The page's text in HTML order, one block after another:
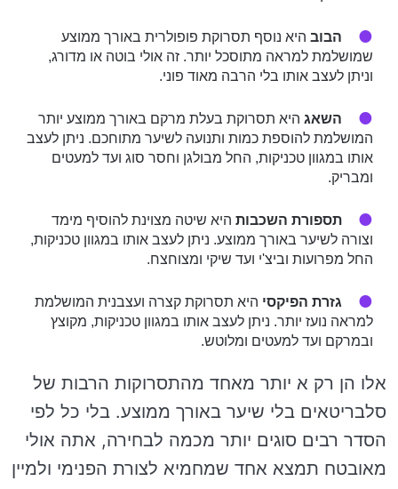
הבוב היא נוסף תסרוקת פופולרית באורך ממוצע
שמושלמת למראה מתוסכל יותר. זה אולי בוטה או מדורג,
וניתן לעצב אותו בלי הרבה מאוד פוני.
השאג היא תסרוקת בעלת מרקם באורך ממוצע יותר
המושלמת להוספת כמות ותנועה לשיער מתוחכם. ניתן לעצב
אותו במגוון טכניקות, החל מבולגן וחסר סוג ועד למעטים
ומבריק.
תספורת השכבות היא שיטה מצוינת להוסיף מימד
וצורה לשיער באורך ממוצע. ניתן לעצב אותו במגוון טכניקות,
החל מפרועות וביצ'י ועד שיקי ומצוחצח.
גזרת הפיקסי היא תסרוקת קצרה ועצבנית המושלמת
למראה נועז יותר. ניתן לעצב אותו במגוון טכניקות, מקוצץ
ובמרקם ועד למעטים ומלוטש.
אלו הן רק א יותר מאחד מהתסרוקות הרבות של
סלבריטאים בלי שיער באורך ממוצע. בלי כל לפי
הסדר רבים סוגים יותר מכמה לבחירה, אתה אולי
מאובטח תמצא אחד שמחמיא לצורת הפנימי ולמיין